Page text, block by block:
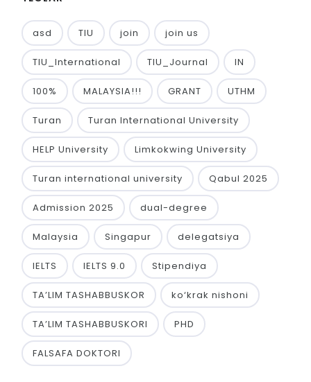
asd TIU join join us
TIU_International TIU_Journal IN
100% MALAYSIA!!! GRANT UTHM
Turan Turan International University
HELP University Limkokwing University
Turan international university Qabul 2025
Admission 2025 dual-degree
Malaysia Singapur delegatsiya
IELTS IELTS 9.0 Stipendiya
TA’LIM TASHABBUSKOR ko‘krak nishoni
TA’LIM TASHABBUSKORI PHD
FALSAFA DOKTORI